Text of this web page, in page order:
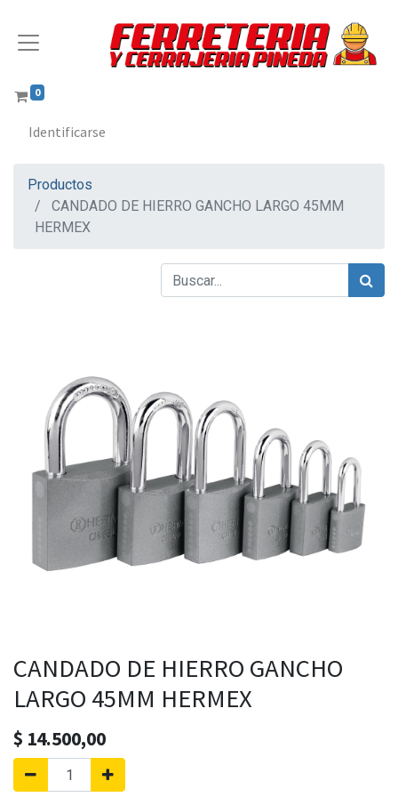
0
Identificarse
Productos
CANDADO DE HIERRO GANCHO LARGO 45MM
HERMEX
CANDADO DE HIERRO GANCHO
LARGO 45MM HERMEX
$ 14.500,00